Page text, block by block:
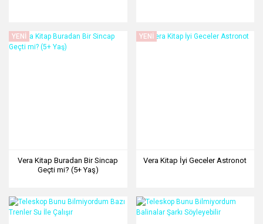
YENİ
Vera Kitap Buradan Bir Sincap
Geçti mi? (5+ Yaş)
YENİ
Vera Kitap İyi Geceler Astronot